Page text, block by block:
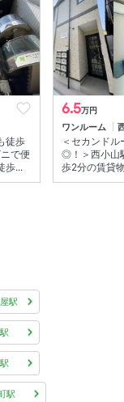
徒歩
で便
歩...
6.5万円
ワンルーム
＜セカンドル
◎！＞西小山
歩2分の賃貸
駅
駅